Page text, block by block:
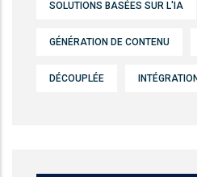
SOLUTIONS BASÉES SUR L'IA
GÉNÉRATION DE CONTENU
DÉCOUPLÉE